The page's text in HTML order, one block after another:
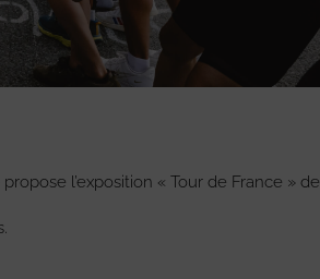
l’exposition « Tour de France » de